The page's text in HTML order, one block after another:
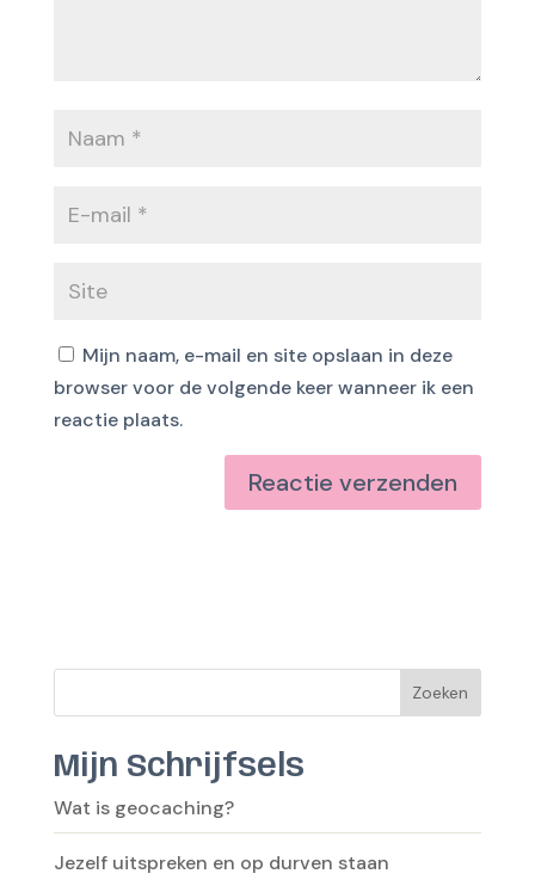
Mijn naam, e-mail en site opslaan in deze
browser voor de volgende keer wanneer ik een
reactie plaats.
Zoeken
Mijn Schrijfsels
Wat is geocaching?
Jezelf uitspreken en op durven staan